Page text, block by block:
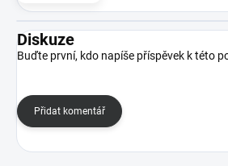
Diskuze
Buďte první, kdo napíše příspěvek k této
Přidat komentář